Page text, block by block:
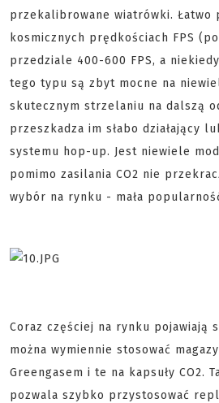
przekalibrowane wiatrówki. Łatwo
kosmicznych prędkościach FPS
przedziale 400-600 FPS, a
tego typu są zbyt mocne na
skutecznym strzelaniu na dalszą
przeszkadza im słabo działający
systemu hop-up. Jest niewiele
pomimo zasilania CO2 nie
wybór na rynku - mała
Coraz częściej na rynku pojawiają
można wymiennie stosować
Greengasem i te na kapsuły CO2.
pozwala szybko przystosować